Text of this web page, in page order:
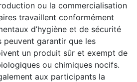
ou la commercialisation
travaillent conformément
d’hygiène et de sécurité
peuvent garantir que les
un produit sûr et exempt de
ou chimiques nocifs.
aux participants la